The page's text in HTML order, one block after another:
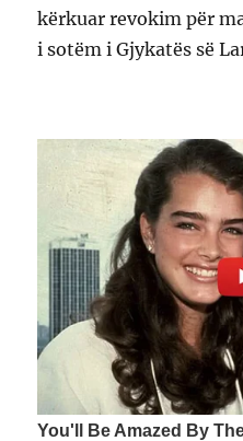
kërkuar revokim për
i sotëm i Gjykatës së